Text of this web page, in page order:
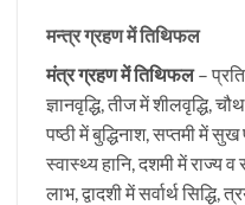
मन्त्र ग्रहण में तिथिफल
मंत्रग्रहण में तिथिफल–
ज्ञानवृद्धि, तीज में शीलवृद्धि,
पष्ठी में बुद्धिनाश, सप्तमी में सुख
स्वास्थ्य हानि, दशमी में राज्य
लाभ, द्वादशी में सर्वार्थ सिद्धि,